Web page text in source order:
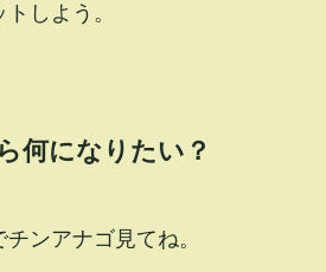
しよう。
何になりたい？
ンアナゴ見てね。